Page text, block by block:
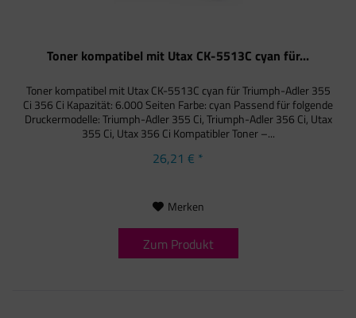
Toner kompatibel mit Utax CK-5513C cyan für...
Toner kompatibel mit Utax CK-5513C cyan für Triumph-Adler 355
Ci 356 Ci Kapazität: 6.000 Seiten Farbe: cyan Passend für folgende
Druckermodelle: Triumph-Adler 355 Ci, Triumph-Adler 356 Ci, Utax
355 Ci, Utax 356 Ci Kompatibler Toner –...
26,21 € *
Merken
Zum Produkt